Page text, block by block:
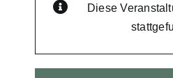
Diese